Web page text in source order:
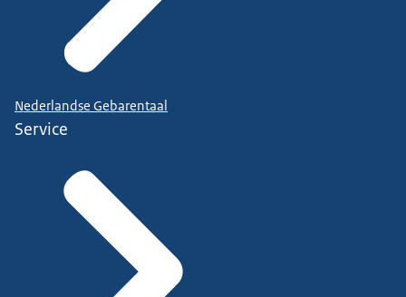
Nederlandse Gebarentaal
Service